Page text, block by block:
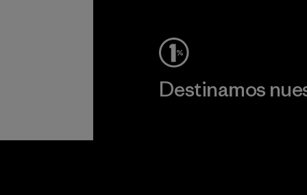
Destinamos